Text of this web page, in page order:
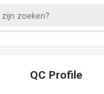
QC Profile